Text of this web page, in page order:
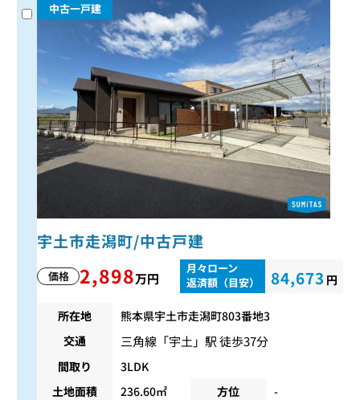
中古一戸建
宇土市走潟町/中古戸建
価格 2,898万円
月々ローン
返済額（目安）
84,673 円
所在地
熊本県宇土市走潟町803番地3
交通
三角線 「宇土 」駅 徒歩37分
間取り
3LDK
土地面積
236.60㎡ 方位
-